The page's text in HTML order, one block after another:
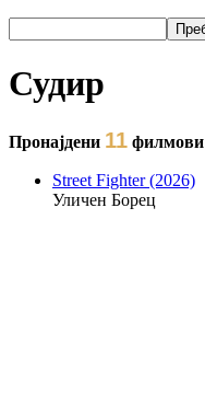
Судир
Пронајдени 11 филмови
Street Fighter (2026)
Уличен Борец